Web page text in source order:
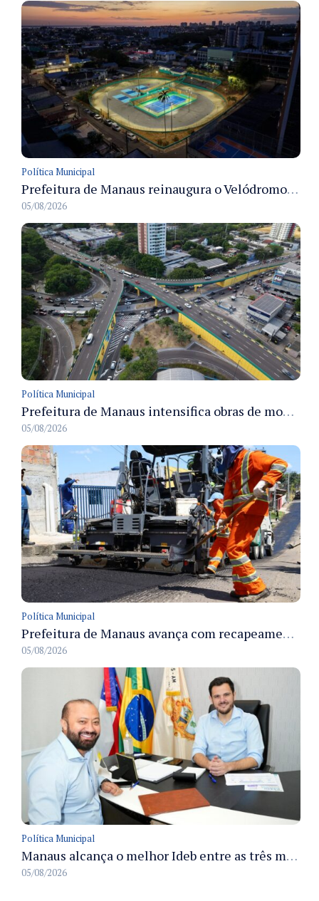
Política Municipal
Prefeitura de Manaus reinaugura o Velódromo Professora Alzira Campos e entrega espaço esportivo totalmente revitalizado
05/08/2026
Política Municipal
Prefeitura de Manaus intensifica obras de modernização no viaduto Miguel Arraes para ampliar segurança e acessibilidade na região
05/08/2026
Política Municipal
Prefeitura de Manaus avança com recapeamento no Parque Rio Solimões e cobre cerca de 30 ruas
05/08/2026
Política Municipal
Manaus alcança o melhor Ideb entre as três maiores redes municipais do país em 2025 com avanço na aprendizagem
05/08/2026